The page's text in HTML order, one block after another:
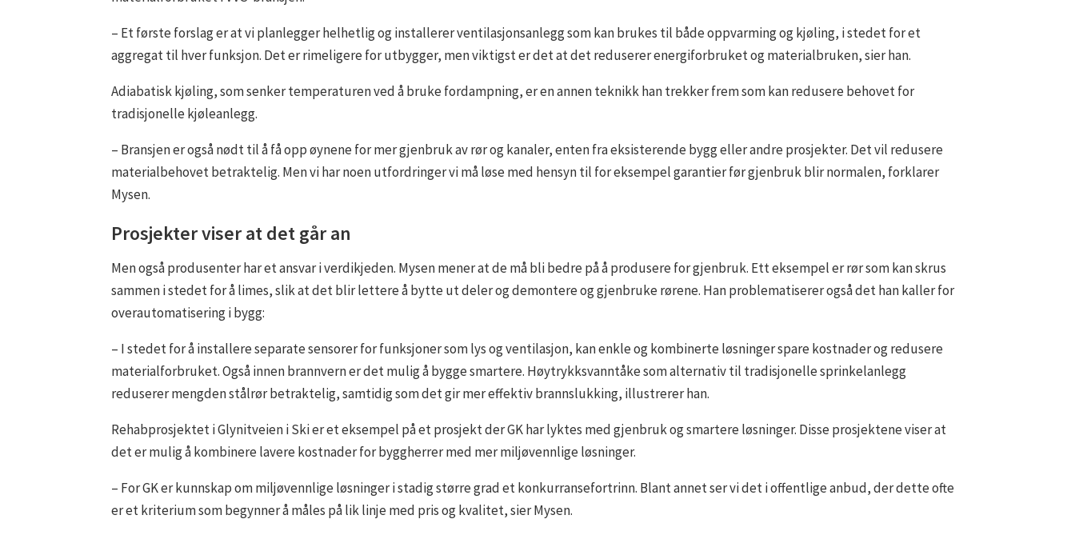
– Et første forslag er at vi planlegger helhetlig og installerer ventilasjonsanlegg som kan brukes til både oppvarming og kjøling, i stedet for et
aggregat til hver funksjon. Det er rimeligere for utbygger, men viktigst er det at det reduserer energiforbruket og materialbruken, sier han.
Adiabatisk kjøling, som senker temperaturen ved å bruke fordampning, er en annen teknikk han trekker frem som kan redusere behovet for
tradisjonelle kjøleanlegg.
– Bransjen er også nødt til å få opp øynene for mer gjenbruk av rør og kanaler, enten fra eksisterende bygg eller andre prosjekter. Det vil redusere
materialbehovet betraktelig. Men vi har noen utfordringer vi må løse med hensyn til for eksempel garantier før gjenbruk blir normalen, forklarer
Mysen.
Prosjekter viser at det går an
Men også produsenter har et ansvar i verdikjeden. Mysen mener at de må bli bedre på å produsere for gjenbruk. Ett eksempel er rør som kan skrus
sammen i stedet for å limes, slik at det blir lettere å bytte ut deler og demontere og gjenbruke rørene. Han problematiserer også det han kaller for
overautomatisering i bygg:
– I stedet for å installere separate sensorer for funksjoner som lys og ventilasjon, kan enkle og kombinerte løsninger spare kostnader og redusere
materialforbruket. Også innen brannvern er det mulig å bygge smartere. Høytrykksvanntåke som alternativ til tradisjonelle sprinkelanlegg
reduserer mengden stålrør betraktelig, samtidig som det gir mer effektiv brannslukking, illustrerer han.
Rehabprosjektet i Glynitveien i Ski er et eksempel på et prosjekt der GK har lyktes med gjenbruk og smartere løsninger. Disse prosjektene viser at
det er mulig å kombinere lavere kostnader for byggherrer med mer miljøvennlige løsninger.
– For GK er kunnskap om miljøvennlige løsninger i stadig større grad et konkurransefortrinn. Blant annet ser vi det i offentlige anbud, der dette ofte
er et kriterium som begynner å måles på lik linje med pris og kvalitet, sier Mysen.